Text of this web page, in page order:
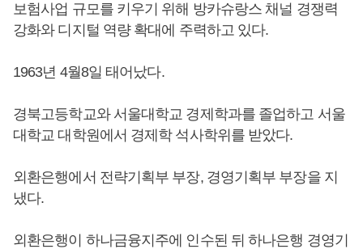
보험사업 규모를 키우기 위해 방카슈랑스 채널 경쟁력
강화와 디지털 역량 확대에 주력하고 있다.
1963년 4월8일 태어났다.
경북고등학교와 서울대학교 경제학과를 졸업하고 서울
대학교 대학원에서 경제학 석사학위를 받았다.
외환은행에서 전략기획부 부장, 경영기획부 부장을 지
냈다.
외환은행이 하나금융지주에 인수된 뒤 하나은행 경영기